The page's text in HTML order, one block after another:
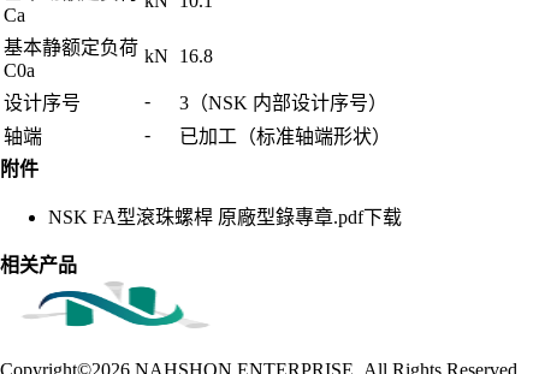
Ca
基本静额定负荷
C0a
kN 16.8
设计序号 -
3（NSK 内部设计序号）
轴端
-
已加工（标准轴端形状）
附件
NSK FA型滾珠螺桿 原廠型錄專章.pdf下载
相关产品
Copyright©2026 NAHSHON ENTERPRISE .All Rights Reserved.